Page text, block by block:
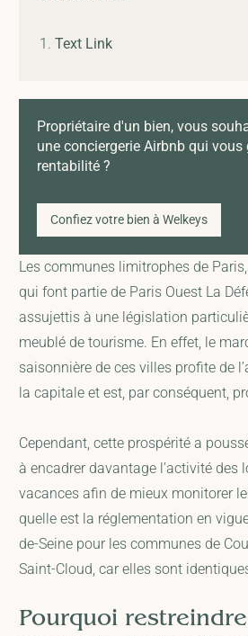
Text Link
Propriétaire d'un bien, vous
une conciergerie Airbnb qui
rentabilité ?
Confiez votre bien à Welkeys
Les communes limitrophes de
qui font partie de Paris Ouest La
assujettis à une législation
meublé de tourisme. En effet, le
saisonnière de ces villes profite de
la capitale et est, par conséquent,
Cependant, cette prospérité a
à encadrer davantage l’activité des
vacances afin de mieux monitorer
quelle est la réglementation en
de-Seine pour les communes de
Saint-Cloud, car elles sont
Pourquoi